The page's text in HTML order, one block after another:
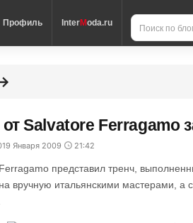
Профиль InterModa.ru
Salvatore Ferragamo
19 Января 2009 21:42
представил тренч,
вручную итальянскими мастерами, а